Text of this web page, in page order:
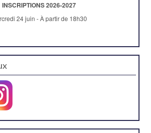
INSCRIPTIONS 2026-2027
24 juin - À partir de 18h30